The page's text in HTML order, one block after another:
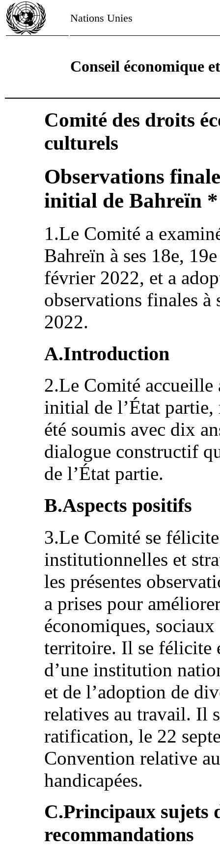
Nations Unies
Conseil économique
Comité des droits
culturels
Observations
initial de Bahreïn *
1.Le Comité a
Bahreïn à ses 18e,
février 2022, et a
observations finales à
2022.
A.Introduction
2.Le Comité accueille
initial de l’État
été soumis avec dix
dialogue constructif
de l’État partie.
B.Aspects positifs
3.Le Comité se
institutionnelles et
les présentes
a prises pour
économiques,
territoire. Il se félicite
d’une institution
et de l’adoption de
relatives au travail. Il
ratification, le 22
Convention relative
handicapées.
C.Principaux sujets
recommandations